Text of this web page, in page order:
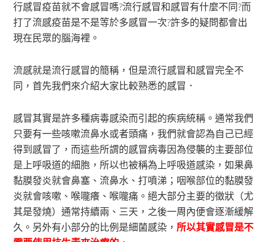
行感冒疫苗就不會感冒嗎?流行感冒和感冒有什麼不同?而
打了流感疫苗是不是等於多感冒一次?許多的疑問都會出
現在民眾的腦海裡。
流感就是流行感冒的簡稱，但是流行感冒和感冒完全不
同，首先我們來介紹大家比較熟悉的感冒．
感冒其實是許多種病毒感染而引起的疾病統稱。通常我們
只要有一些咳嗽流鼻水或者頭痛，我們就會認為自己已經
得到感冒了，而這些所謂的感冒病毒因為侵襲的主要部位
是上呼吸道的細胞，所以也被稱為上呼吸道感染，如果鼻
黏膜發炎就會鼻塞、流鼻水、打噴涕；咽喉部位的黏膜發
炎就會咳嗽、喉嚨癢、喉嚨痛。絕大部分主要的徵狀（尤
其是發燒）通常持續兩、三天，之後一周內便會逐漸緩解
久。另外有小部分的比例是細菌感染， 所以其實感冒是不